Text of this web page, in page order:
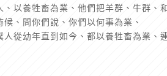
以養牲畜為業、他們把羊群、牛群、
、問你們說、你們以何事為業、
從幼年直到如今、都以養牲畜為業、